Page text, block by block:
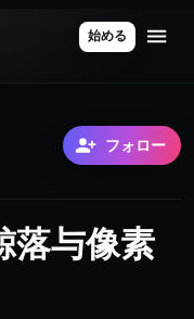
始める
フォロー
落与像素